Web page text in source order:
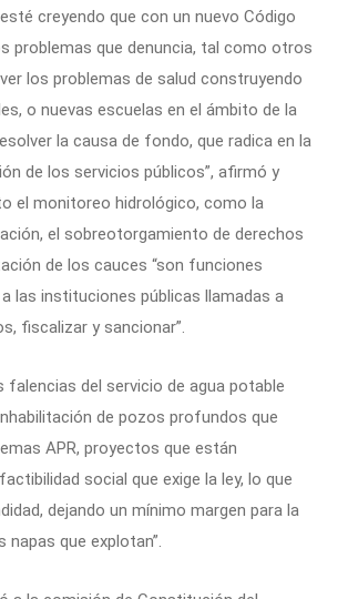
creyendo que con un nuevo Código
problemas que denuncia, tal como otros
los problemas de salud construyendo
o nuevas escuelas en el ámbito de la
la causa de fondo, que radica en la
de los servicios públicos”, afirmó y
el monitoreo hidrológico, como la
el sobreotorgamiento de derechos
de los cauces “son funciones
las instituciones públicas llamadas a
fiscalizar y sancionar”.
falencias del servicio de agua potable
de pozos profundos que
APR, proyectos que están
social que exige la ley, lo que
dejando un mínimo margen para la
napas que explotan”.